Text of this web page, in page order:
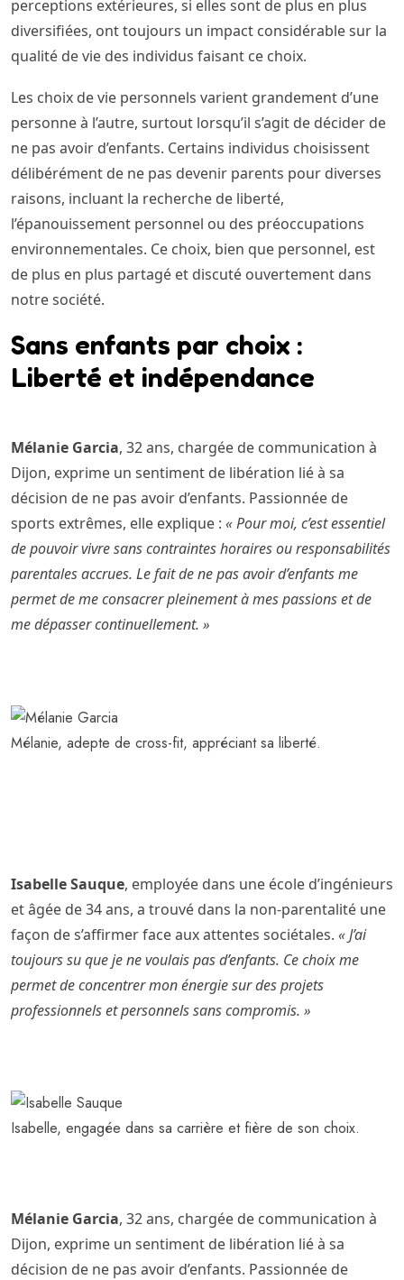
perceptions extérieures, si elles sont de plus en plus
diversifiées, ont toujours un impact considérable sur la
qualité de vie des individus faisant ce choix.
Les choix de vie personnels varient grandement d’une
personne à l’autre, surtout lorsqu’il s’agit de décider de
ne pas avoir d’enfants. Certains individus choisissent
délibérément de ne pas devenir parents pour diverses
raisons, incluant la recherche de liberté,
l’épanouissement personnel ou des préoccupations
environnementales. Ce choix, bien que personnel, est
de plus en plus partagé et discuté ouvertement dans
notre société.
Sans enfants par choix :
Liberté et indépendance
Mélanie Garcia, 32 ans, chargée de communication à
Dijon, exprime un sentiment de libération lié à sa
décision de ne pas avoir d’enfants. Passionnée de
sports extrêmes, elle explique : « Pour moi, c’est essentiel
de pouvoir vivre sans contraintes horaires ou responsabilités
parentales accrues. Le fait de ne pas avoir d’enfants me
permet de me consacrer pleinement à mes passions et de
me dépasser continuellement. »
Mélanie, adepte de cross-fit, appréciant sa liberté.
Isabelle Sauque, employée dans une école d’ingénieurs
et âgée de 34 ans, a trouvé dans la non-parentalité une
façon de s’affirmer face aux attentes sociétales. « J’ai
toujours su que je ne voulais pas d’enfants. Ce choix me
permet de concentrer mon énergie sur des projets
professionnels et personnels sans compromis. »
Isabelle, engagée dans sa carrière et fière de son choix.
Mélanie Garcia, 32 ans, chargée de communication à
Dijon, exprime un sentiment de libération lié à sa
décision de ne pas avoir d’enfants. Passionnée de